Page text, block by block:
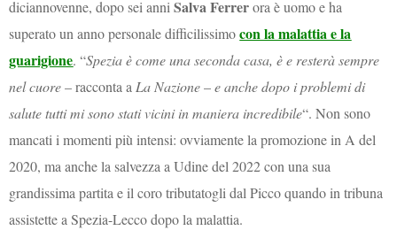
diciannovenne, dopo sei anniSalva Ferrerora è uomo e ha
superato un anno personale difficilissimocon la malattia e la
guarigione. “Spezia è come una seconda casa, è e resterà sempre
nel cuore– racconta a La Nazione–e anche dopo i problemi di
salute tutti mi sono stati vicini in maniera incredibile“. Non sono
mancati i momenti più intensi: ovviamente la promozione in A del
2020, ma anche la salvezza a Udine del 2022 con una sua
grandissima partita e il coro tributatogli dal Picco quando in tribuna
assistette a Spezia-Lecco dopo la malattia.